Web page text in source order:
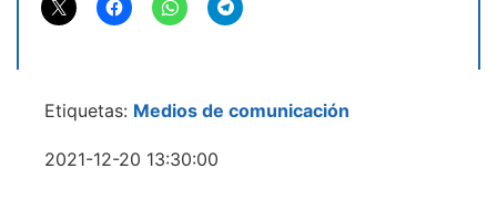
Etiquetas: Medios de comunicación
2021-12-20 13:30:00